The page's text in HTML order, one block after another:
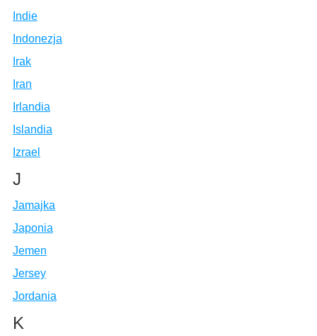
Indie
Indonezja
Irak
Iran
Irlandia
Islandia
Izrael
J
Jamajka
Japonia
Jemen
Jersey
Jordania
K